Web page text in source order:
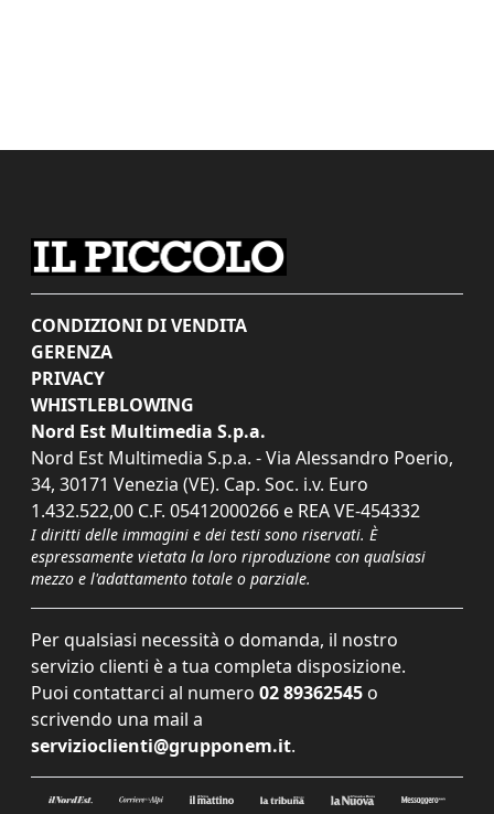
CONDIZIONI DI VENDITA
GERENZA
PRIVACY
WHISTLEBLOWING
Nord Est Multimedia S.p.a.
Nord Est Multimedia S.p.a. - Via Alessandro Poerio,
34, 30171 Venezia (VE). Cap. Soc. i.v. Euro
1.432.522,00 C.F. 05412000266 e REA VE-454332
I diritti delle immagini e dei testi sono riservati. È
espressamente vietata la loro riproduzione con qualsiasi
mezzo e l'adattamento totale o parziale.
Per qualsiasi necessità o domanda, il nostro
servizio clienti è a tua completa disposizione.
Puoi contattarci al numero 02 89362545 o
scrivendo una mail a
servizioclienti@grupponem.it.